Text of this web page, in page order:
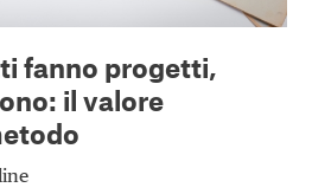
fanno progetti,
il valore